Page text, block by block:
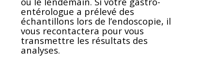
entérologue a prélevé des
échantillons lors de l’endoscopie, il
vous recontactera pour vous
transmettre les résultats des
analyses.